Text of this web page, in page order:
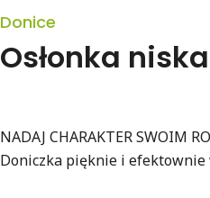
out
5
Donice
Osłonka
NADAJ CHARAKTER SWOIM
Doniczka pięknie i